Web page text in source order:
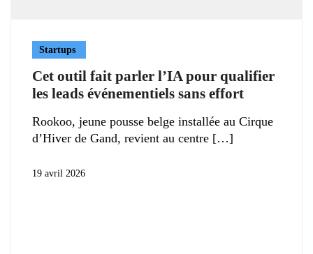
Startups
Cet outil fait parler l’IA pour qualifier
les leads événementiels sans effort
Rookoo, jeune pousse belge installée au Cirque
d’Hiver de Gand, revient au centre
19 avril 2026